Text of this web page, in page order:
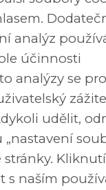
Rekreační
areál
analýz
účinnosti
analýzy se
udělit,
stránky.
s naším